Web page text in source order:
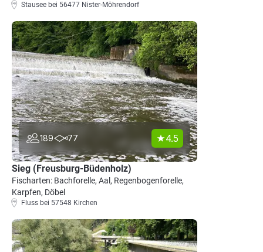
Stausee bei 56477 Nister-Möhrendorf
189 77 4.5
Sieg (Freusburg-Büdenholz)
Fischarten: Bachforelle, Aal, Regenbogenforelle,
Karpfen, Döbel
Fluss bei 57548 Kirchen